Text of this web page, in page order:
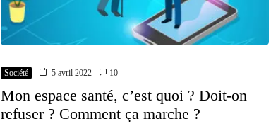
Société 5 avril 2022 10
Mon espace santé, c’est quoi ? Doit-on
refuser ? Comment ça marche ?